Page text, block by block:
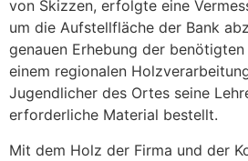
von Skizzen, erfolgte eine
um die Aufstellfläche der Bank
genauen Erhebung der
einem regionalen
Jugendlicher des Ortes seine
erforderliche Material bestellt.
Mit dem Holz der Firma und der